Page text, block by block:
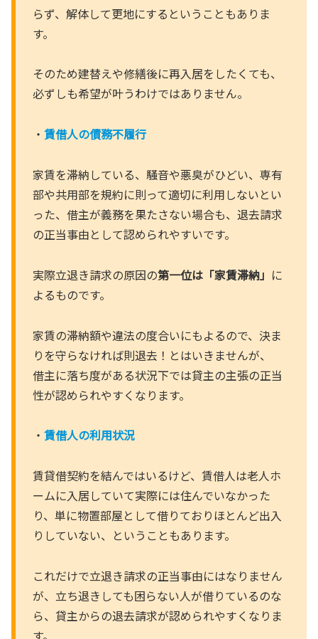
らず、解体して更地にするということもありま
す。
そのため建替えや修繕後に再入居をしたくても、
必ずしも希望が叶うわけではありません。
・ 賃借人の債務不履行
家賃を滞納している、騒音や悪臭がひどい、専有
部や共用部を規約に則って適切に利用しないとい
った、借主が義務を果たさない場合も、退去請求
の正当事由として認められやすいです。
実際立退き請求の原因の第一位は「家賃滞納」 に
よるものです。
家賃の滞納額や違法の度合いにもよるので、決ま
りを守らなければ則退去！とはいきませんが、
借主に落ち度がある状況下では貸主の主張の正当
性が認められやすくなります。
・ 賃借人の利用状況
賃貸借契約を結んではいるけど、賃借人は老人ホ
ームに入居していて実際には住んでいなかった
り、単に物置部屋として借りておりほとんど出入
りしていない、ということもあります。
これだけで立退き請求の正当事由にはなりません
が、立ち退きしても困らない人が借りているのな
ら、貸主からの退去請求が認められやすくなりま
す。